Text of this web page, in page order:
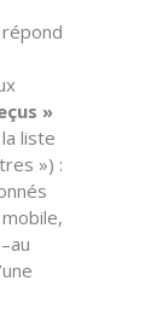
»
liste
») :